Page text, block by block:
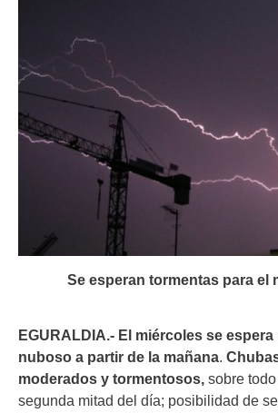
Se esperan tormentas para el
EGURALDIA.- El miércoles se
nuboso a partir de la mañana.
moderados y tormentosos, sobre
segunda mitad del día; posibilidad de